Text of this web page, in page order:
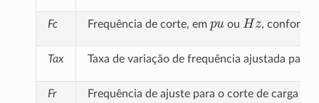
Fc Frequência de corte, em ou Hz , conforme
Tax Taxa de variação de frequência ajustada para
Fr Frequência de ajuste para o corte de carga